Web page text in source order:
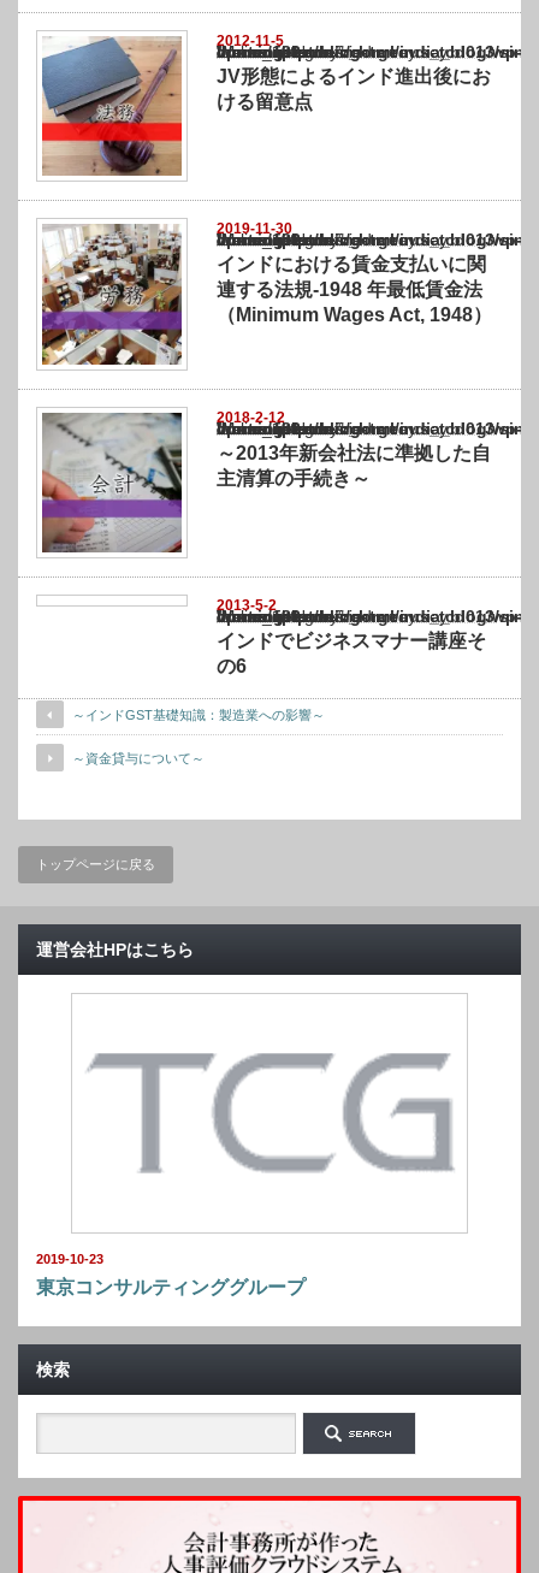
2012-11-5
Warning
: Undefined array key "show_category" in
/home/netst/kuno-cpa.co.jp/public_html/india_blog/wp-content/themes/
on line183
JV形態によるインド進出後にお
ける留意点
2019-11-30
Warning
: Undefined array key "show_category" in
/home/netst/kuno-cpa.co.jp/public_html/india_blog/wp-content/themes/
on line183
インドにおける賃金支払いに関
連する法規-1948 年最低賃金法
（Minimum Wages Act, 1948）
2018-2-12
Warning
: Undefined array key "show_category" in
/home/netst/kuno-cpa.co.jp/public_html/india_blog/wp-content/themes/
on line183
～2013年新会社法に準拠した自
主清算の手続き～
2013-5-2
Warning
: Undefined array key "show_category" in
/home/netst/kuno-cpa.co.jp/public_html/india_blog/wp-content/themes/
on line183
インドでビジネスマナー講座そ
の6
～インドGST基礎知識：製造業への影響～
～資金貸与について～
トップページに戻る
運営会社HPはこちら
2019-10-23
東京コンサルティンググループ
検索